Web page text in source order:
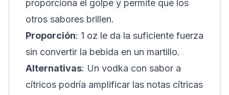
proporciona el golpe y permite que los
otros sabores brillen.
Proporción: 1 oz le da la suficiente fuerza
sin convertir la bebida en un martillo.
Alternativas: Un vodka con sabor a
cítricos podría amplificar las notas cítricas